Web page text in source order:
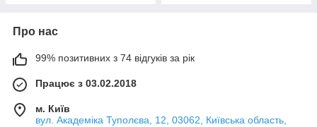
Про нас
99% позитивних з 74 відгуків за рік
Працює з 03.02.2018
м. Київ
вул. Академіка Туполєва, 12, 03062, Київська область,